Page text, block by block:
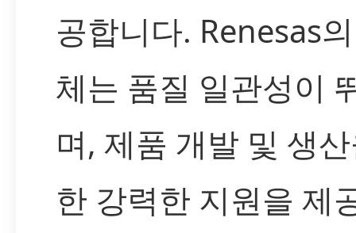
공합니다. Renesas
체는 품질 일관성이
며, 제품 개발 및 생
한 강력한 지원을 제